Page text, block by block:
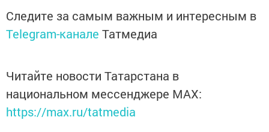
Следите за самым важным и интересным в
Telegram-канале Татмедиа
Читайте новости Татарстана в
национальном мессенджере MАХ:
https://max.ru/tatmedia